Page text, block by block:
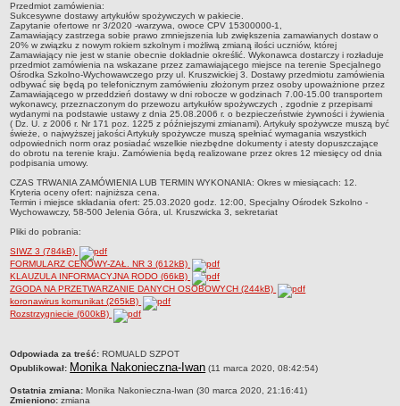
2023
2024
2025
OGŁOSZENIA
DEKLARACJA DOSTĘPNOŚCI
2021
2025
RAPORTY O STANIE DOSTĘPNOŚCI
Przedmiot zamówienia:
Sukcesywne dostawy artykułów spożywczych w pakiecie.
Zapytanie ofertowe nr 3/2020 -warzywa, owoce CPV 15300000-1,
Zamawiający zastrzega sobie prawo zmniejszenia lub zwiększenia zamawianych dostaw o
20% w związku z nowym rokiem szkolnym i możliwą zmianą ilości uczniów, której
Zamawiający nie jest w stanie obecnie dokładnie określić. Wykonawca dostarczy i rozładuje
przedmiot zamówienia na wskazane przez zamawiającego miejsce na terenie Specjalnego
Ośrodka Szkolno-Wychowawczego przy ul. Kruszwickiej 3. Dostawy przedmiotu zamówienia
odbywać się będą po telefonicznym zamówieniu złożonym przez osoby upoważnione przez
Zamawiającego w przeddzień dostawy w dni robocze w godzinach 7.00-15.00 transportem
wykonawcy, przeznaczonym do przewozu artykułów spożywczych , zgodnie z przepisami
wydanymi na podstawie ustawy z dnia 25.08.2006 r. o bezpieczeństwie żywności i żywienia
( Dz. U. z 2006 r. Nr 171 poz. 1225 z późniejszymi zmianami). Artykuły spożywcze muszą być
świeże, o najwyższej jakości Artykuły spożywcze muszą spełniać wymagania wszystkich
odpowiednich norm oraz posiadać wszelkie niezbędne dokumenty i atesty dopuszczające
do obrotu na terenie kraju. Zamówienia będą realizowane przez okres 12 miesięcy od dnia
podpisania umowy.
CZAS TRWANIA ZAMÓWIENIA LUB TERMIN WYKONANIA: Okres w miesiącach: 12.
Kryteria oceny ofert: najniższa cena.
Termin i miejsce składania ofert: 25.03.2020 godz. 12:00, Specjalny Ośrodek Szkolno -
Wychowawczy, 58-500 Jelenia Góra, ul. Kruszwicka 3, sekretariat
Pliki do pobrania:
SIWZ 3 (784kB)
FORMULARZ CENOWY-ZAŁ. NR 3 (612kB)
KLAUZULA INFORMACYJNA RODO (66kB)
ZGODA NA PRZETWARZANIE DANYCH OSOBOWYCH (244kB)
koronawirus komunikat (265kB)
Rozstrzygniecie (600kB)
metryczka
Odpowiada za treść: ROMUALD SZPOT
Opublikował: Monika Nakonieczna-Iwan (11 marca 2020, 08:42:54)
Ostatnia zmiana: Monika Nakonieczna-Iwan (30 marca 2020, 21:16:41)
Zmieniono: zmiana